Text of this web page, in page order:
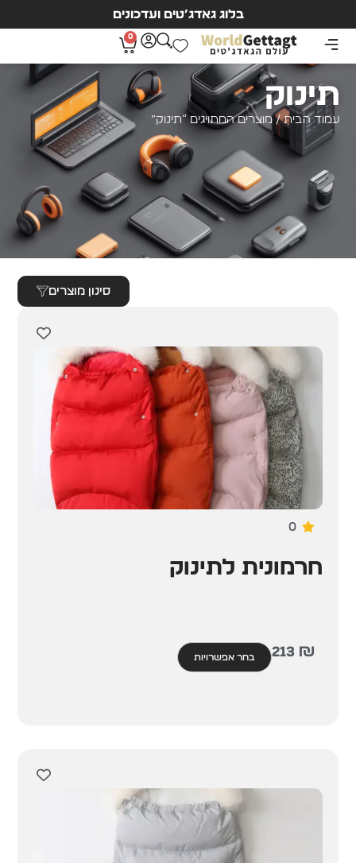
בלוג גאדג’טים ועדכונים
0
תינוק
עמוד הבית/ מוצרים המתויגים “תינוק”
סינון מוצרים
0
חרמונית לתינוק
213 ₪ בחר אפשרויות